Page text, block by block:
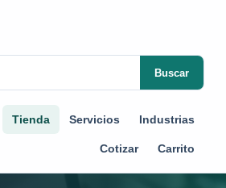
Buscar
Tienda Servicios Industrias
Cotizar Carrito